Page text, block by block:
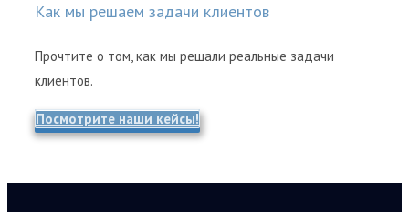
Как мы решаем задачи клиентов
Прочтите о том, как мы решали реальные задачи
клиентов.
Посмотрите наши кейсы!